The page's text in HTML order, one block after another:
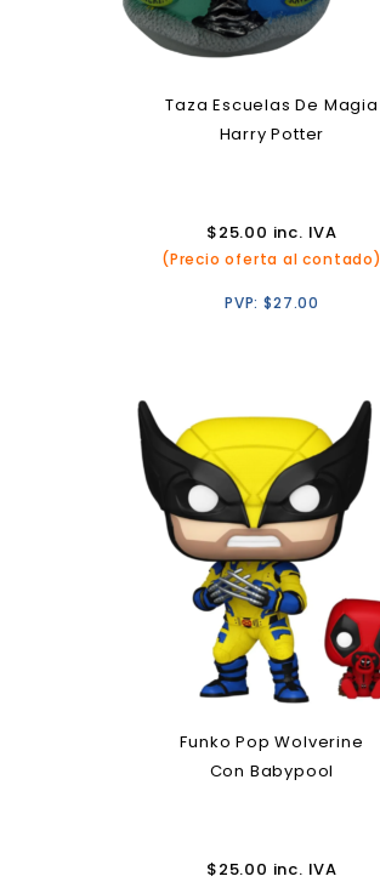
Taza Escuelas De Magia
Harry Potter
$25.00 inc. IVA
(Precio oferta al contado)
PVP:$27.00
Funko Pop Wolverine
Con Babypool
$25.00 inc. IVA